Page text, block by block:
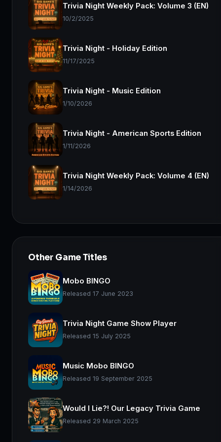
Trivia Night Weekly Pack: Volume 3 (EN)
10/2/2025
Trivia Night - Holiday Edition
11/17/2025
Trivia Night - Music Edition
1/10/2026
Trivia Night - American Sports Edition
1/11/2026
Trivia Night Weekly Pack: Volume 4 (EN)
1/14/2026
Other Game Titles
Mobo BINGO
Released 17 June 2023
Trivia Night Game Show Player
Released 15 July 2025
Music Mobo BINGO
Released 19 September 2025
Would I Lie?! Our Legacy Trivia Game
Released 29 March 2025